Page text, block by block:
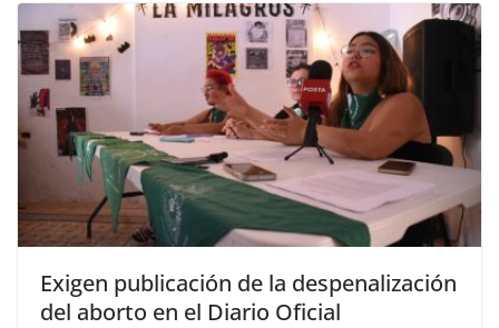
Exigen publicación de la despenalización
del aborto en el Diario Oficial